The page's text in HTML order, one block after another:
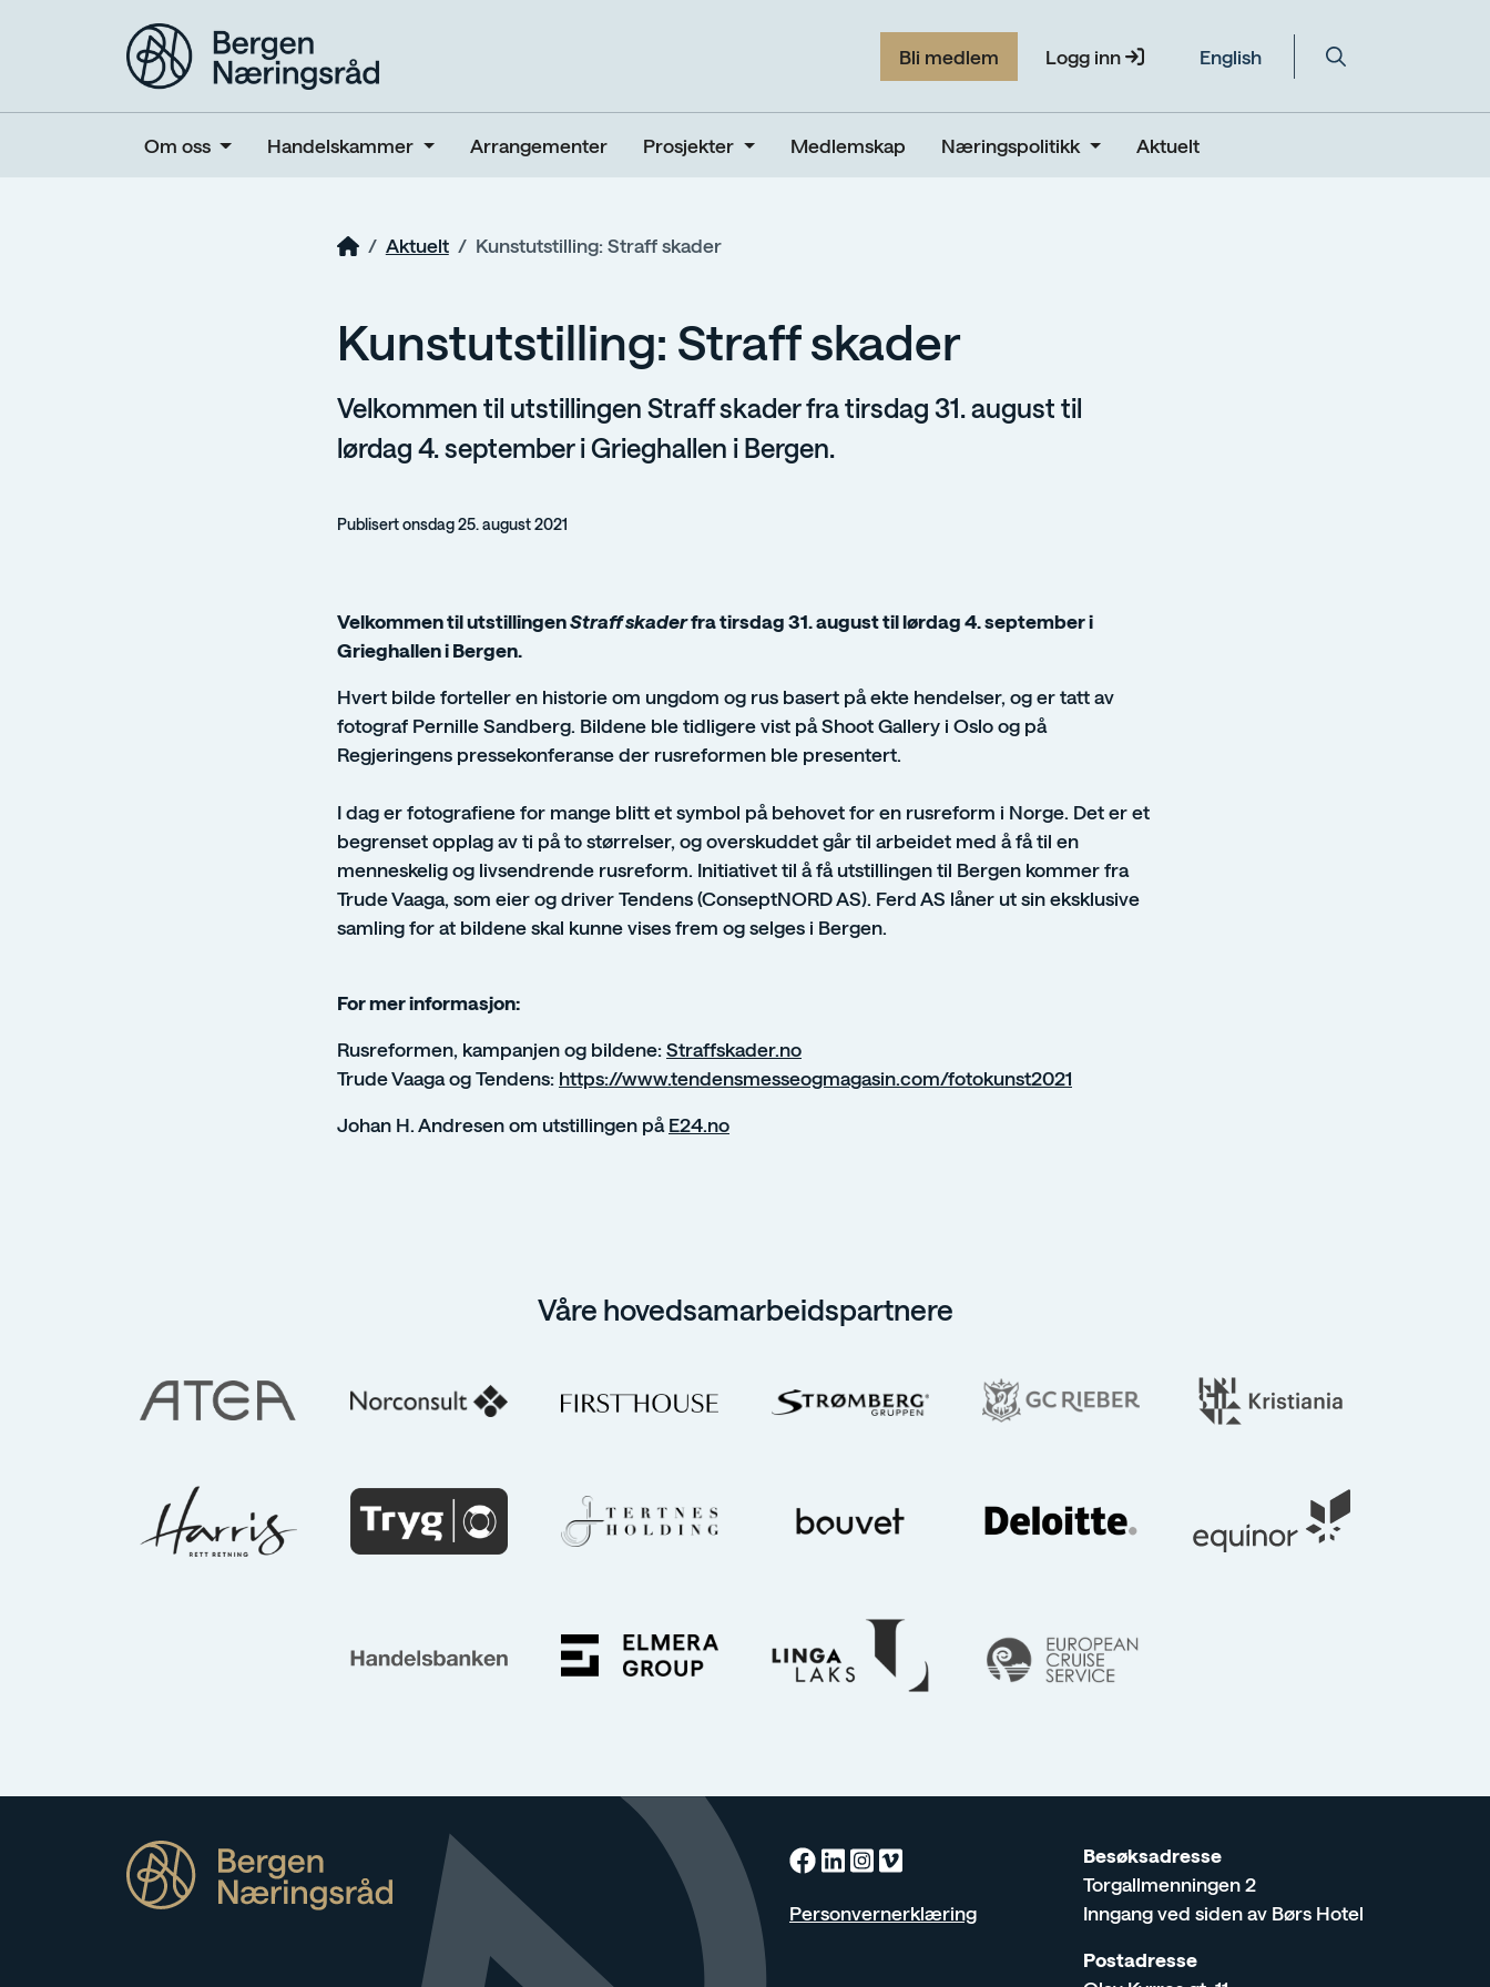
Bli medlem Logg inn English
Om oss Handelskammer Arrangementer Prosjekter Medlemskap Næringspolitikk Aktuelt
Aktuelt Kunstutstilling: Straff skader
Kunstutstilling: Straff skader
Velkommen til utstillingen Straff skader fra tirsdag 31. august til
lørdag 4. september i Grieghallen i Bergen.
Publisert onsdag 25. august 2021
Velkommen til utstillingenStraff skaderfra tirsdag 31. august til lørdag 4. september i
Grieghallen i Bergen.
Hvert bilde forteller en historie om ungdom og rus basert på ekte hendelser, og er tatt av
fotograf Pernille Sandberg. Bildene ble tidligere vist på Shoot Gallery i Oslo og på
Regjeringens pressekonferanse der rusreformen ble presentert.
I dag er fotografiene for mange blitt et symbol på behovet for en rusreform i Norge. Det er et
begrenset opplag av ti på to størrelser, og overskuddet går til arbeidet med å få til en
menneskelig og livsendrende rusreform. Initiativet til å få utstillingen til Bergen kommer fra
Trude Vaaga, som eier og driver Tendens (ConseptNORD AS). Ferd AS låner ut sin eksklusive
samling for at bildene skal kunne vises frem og selges i Bergen.
For mer informasjon:
Rusreformen, kampanjen og bildene: Straffskader.no
Trude Vaaga og Tendens: https://www.tendensmesseogmagasin.com/fotokunst2021
Johan H. Andresen om utstillingen på E24.no
Våre hovedsamarbeidspartnere
Facebook
Linkedin
Instagram
Vimeo
Personvernerklæring
Besøksadresse
Torgallmenningen 2
Inngang ved siden av Børs Hotel
Postadresse